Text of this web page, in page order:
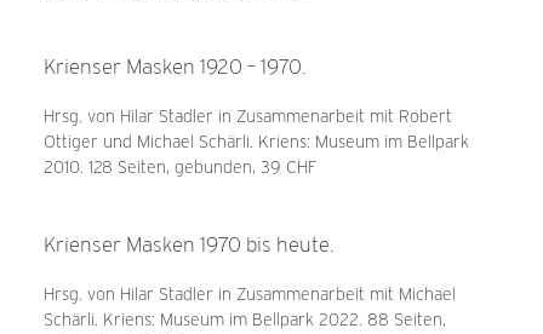
Krienser Masken 1920 – 1970.
Hrsg. von Hilar Stadler in Zusammenarbeit mit Robert
Ottiger und Michael Schärli. Kriens: Museum im Bellpark
2010. 128 Seiten, gebunden, 39 CHF
Krienser Masken 1970 bis heute.
Hrsg. von Hilar Stadler in Zusammenarbeit mit Michael
Schärli. Kriens: Museum im Bellpark 2022. 88 Seiten,